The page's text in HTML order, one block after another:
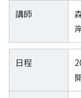
講師
日程